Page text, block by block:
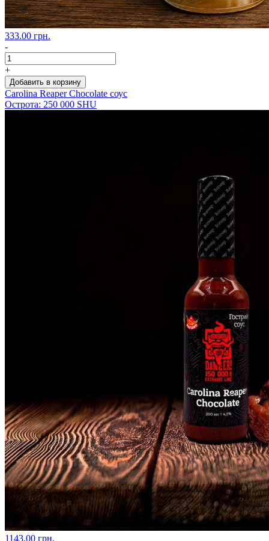
333.00 грн.
-
+
Добавить в корзину
Carolina Reaper Chocolate соус
Острота: 250 000 SHU
1143.00 грн.